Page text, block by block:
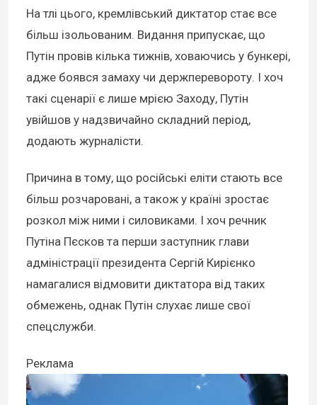
На тлі цього, кремлівський диктатор стає все
більш ізольованим. Видання припускає, що
Путін провів кілька тижнів, ховаючись у бункері,
адже боявся замаху чи держперевороту. І хоч
такі сценарії є лише мрією Заходу, Путін
увійшов у надзвичайно складний період,
додають журналісти.
Причина в тому, що російські еліти стають все
більш розчаровані, а також у країні зростає
розкол між ними і силовиками. І хоч речник
Путіна Пєсков та перши заступник глави
адміністрації президента Сергій Кирієнко
намагалися відмовити диктатора від таких
обмежень, однак Путін слухає лише свої
спецслужби.
Реклама